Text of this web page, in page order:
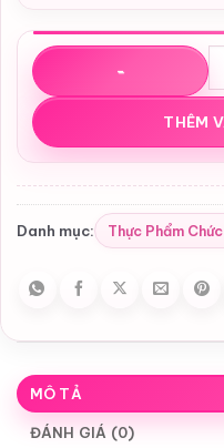
Viên Uống Tảo
THÊM
Danh mục: Thực Phẩm
MÔ TẢ
ĐÁNH GIÁ (0)